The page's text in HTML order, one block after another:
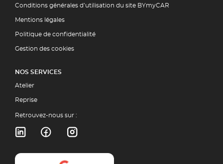
Conditions générales d’utilisation du site BYmyCAR
Mentions légales
Politique de confidentialité
Gestion des cookies
NOS SERVICES
Atelier
Reprise
Retrouvez-nous sur :